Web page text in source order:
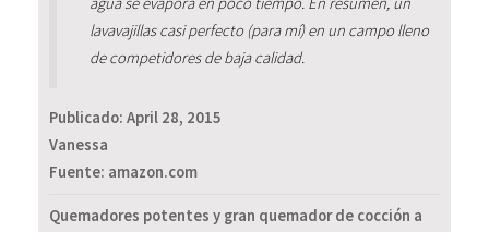
lavavajillas casi perfecto (para mí) en un campo lleno
de competidores de baja calidad.
Publicado: April 28, 2015
Vanessa
Fuente: amazon.com
Quemadores potentes y gran quemador de cocción a